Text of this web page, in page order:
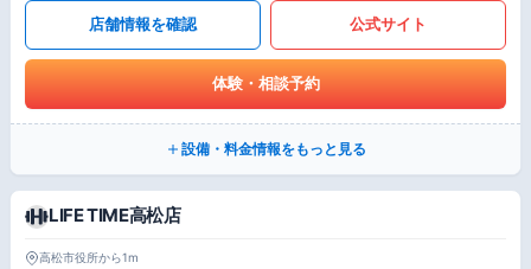
店舗情報を確認 公式サイト
体験・相談予約
設備・料金情報をもっと見る
LIFE TIME高松店
高松市役所から1m